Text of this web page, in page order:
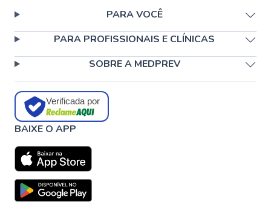
PARA VOCÊ
PARA PROFISSIONAIS E CLÍNICAS
SOBRE A MEDPREV
Verificada por
BAIXE O APP